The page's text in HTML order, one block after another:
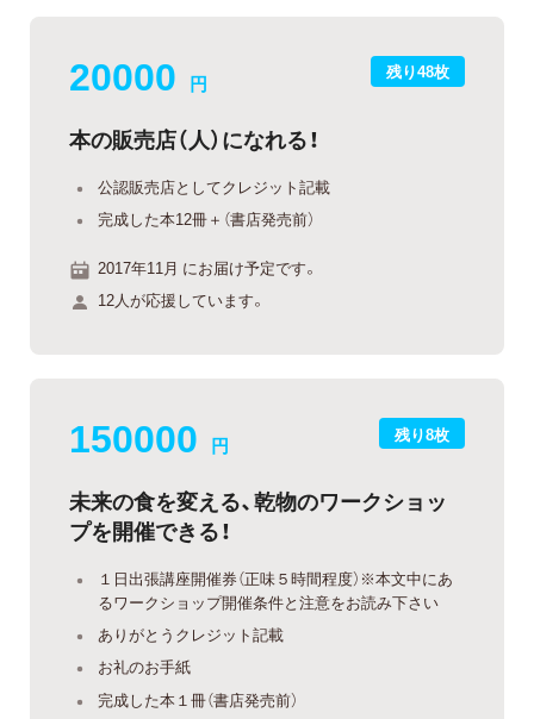
残り48枚
20000 円
本の販売店（人）になれる！
公認販売店としてクレジット記載
完成した本12冊＋（書店発売前）
2017年11月 にお届け予定です。
12人が応援しています。
残り8枚
150000 円
未来の食を変える、乾物のワークショッ
プを開催できる！
１日出張講座開催券（正味５時間程度）※本文中にあ
るワークショップ開催条件と注意をお読み下さい
ありがとうクレジット記載
お礼のお手紙
完成した本１冊（書店発売前）